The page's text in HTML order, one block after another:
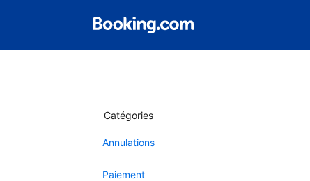
Catégories
Annulations
Paiement